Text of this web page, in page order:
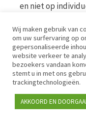
en niet op
voor meer
www.afm.nl
Disclaimer |
Wij maken gebruik van
om uw surfervaring op
gepersonaliseerde
website verkeer te
bezoekers vandaan
stemt u in met ons
trackingtechnologieën.
AKKOORD EN